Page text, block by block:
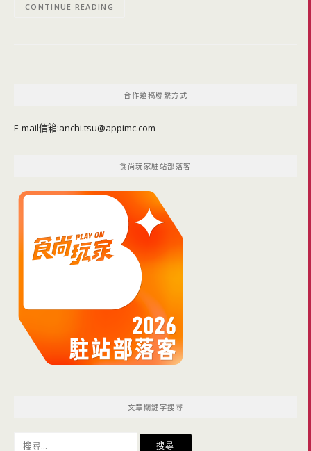
CONTINUE READING
合作邀稿聯繫方式
E-mail信箱:anchi.tsu@appimc.com
食尚玩家駐站部落客
文章關鍵字搜尋